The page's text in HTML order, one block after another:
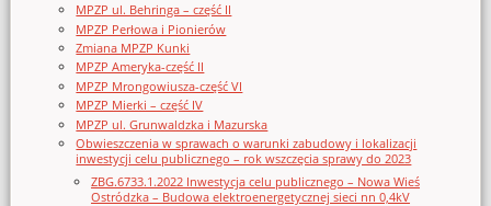
MPZP ul. Behringa – część II
MPZP Perłowa i Pionierów
Zmiana MPZP Kunki
MPZP Ameryka-część II
MPZP Mrongowiusza-część VI
MPZP Mierki – część IV
MPZP ul. Grunwaldzka i Mazurska
Obwieszczenia w sprawach o warunki zabudowy i lokalizacji
inwestycji celu publicznego – rok wszczęcia sprawy do 2023
ZBG.6733.1.2022 Inwestycja celu publicznego – Nowa Wieś
Ostródzka – Budowa elektroenergetycznej sieci nn 0,4kV